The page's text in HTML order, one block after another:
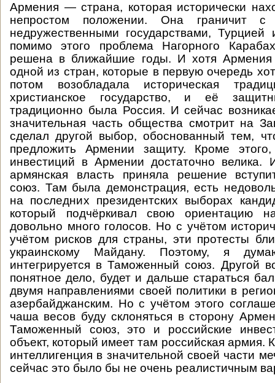
Армения — страна, которая исторически
непростом положении. Она граничит с
недружественными государствами,
помимо этого проблема Нагорного
решена в ближайшие годы. И хотя Армения
одной из стран, которые в первую очередь
потом возобладала историческая
христианское государство, и её
традиционно была Россия. И сейчас
значительная часть общества смотрит на
сделал другой выбор, обоснованный тем,
предложить Армении защиту. Кроме
инвестиций в Армении достаточно велика.
армянская власть приняла решение
союз. Там была демонстрация, есть
на последних президентских выборах
который подчёркивал свою ориентацию
довольно много голосов. Но с учётом
учётом рисков для страны, эти протесты
украинскому Майдану. Поэтому, я
интегрируется в Таможенный союз. Другой
понятное дело, будет и дальше стараться
двумя направлениями своей политики в
азербайджанским. Но с учётом этого
чаша весов буду склоняться в сторону
Таможенный союз, это и российские
объект, который имеет там российская армия.
интеллигенция в значительной своей части
сейчас это было бы не очень реалистичным